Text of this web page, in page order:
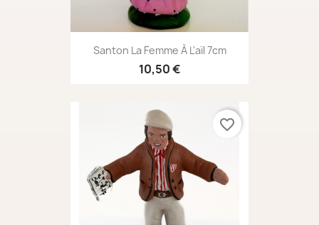
Santon La Femme À L'aïl 7cm
10,50 €
favorite_border